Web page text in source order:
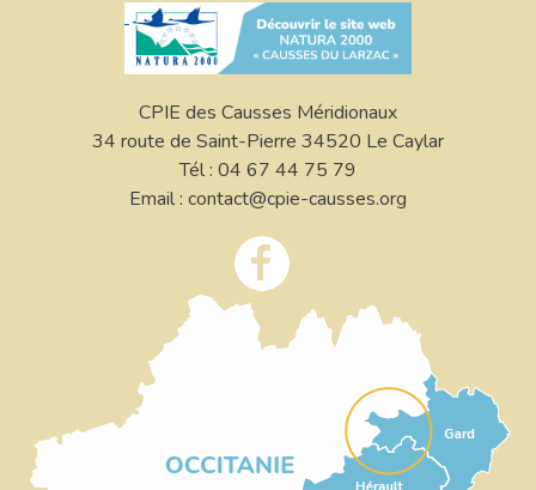
CPIE des Causses Méridionaux
34 route de Saint-Pierre 34520 Le Caylar
Tél : 04 67 44 75 79
Email : contact@cpie-causses.org